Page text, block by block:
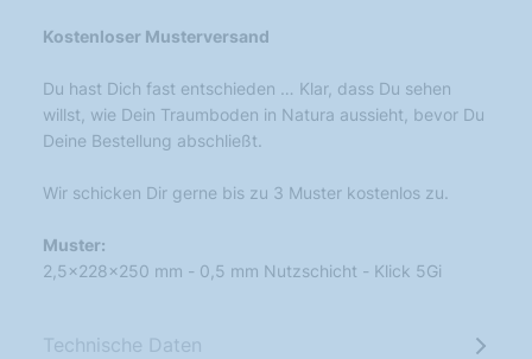
Kostenloser Musterversand
Du hast Dich fast entschieden … Klar, dass Du sehen
willst, wie Dein Traumboden in Natura aussieht, bevor Du
Deine Bestellung abschließt.
Wir schicken Dir gerne bis zu 3 Muster kostenlos zu.
Muster:
2,5x228x250 mm - 0,5 mm Nutzschicht - Klick 5Gi
Technische Daten